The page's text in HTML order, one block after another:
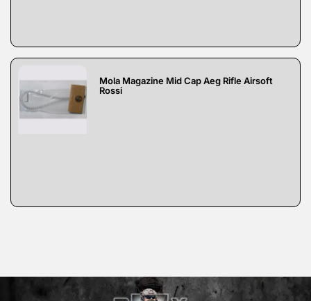
Mola Magazine Mid Cap Aeg Rifle Airsoft
Rossi